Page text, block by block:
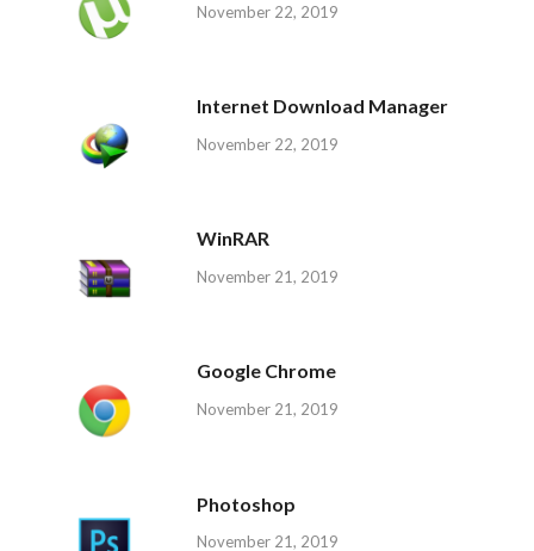
November 22, 2019
Internet Download Manager
November 22, 2019
WinRAR
November 21, 2019
Google Chrome
November 21, 2019
Photoshop
November 21, 2019